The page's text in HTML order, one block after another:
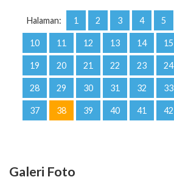
Halaman: 1 2 3 4 5
10 11 12 13 14 15
19 20 21 22 23 24
28 29 30 31 32 33
37 38 39 40 41 42
Galeri Foto